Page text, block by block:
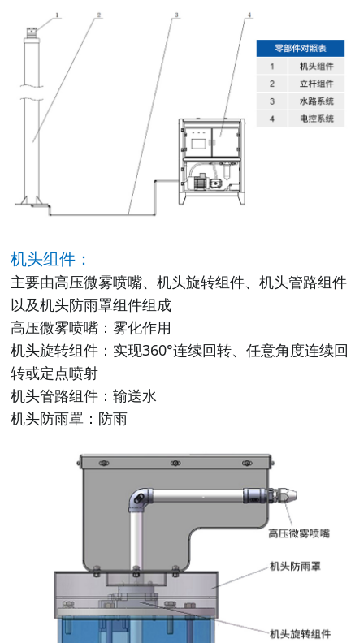
机头组件：
主要由高压微雾喷嘴、机头旋转组件、机头管路组件
以及机头防雨罩组件组成
高压微雾喷嘴：雾化作用
机头旋转组件：实现360°连续回转、任意角度连续回
转或定点喷射
机头管路组件：输送水
机头防雨罩：防雨